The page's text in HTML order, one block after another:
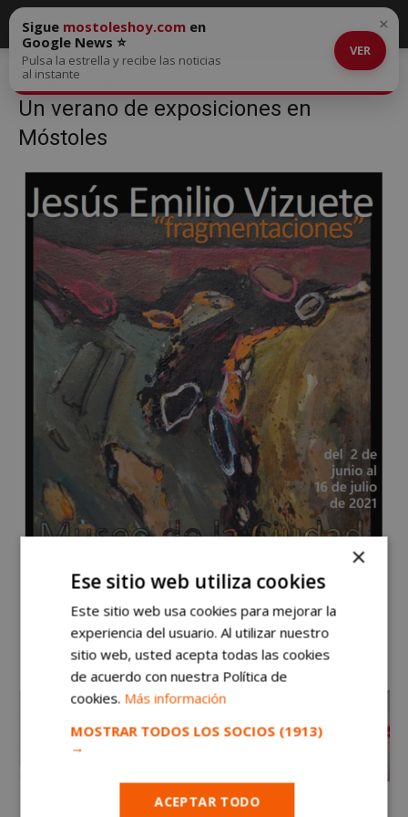
Inicio Un verano de exposiciones en Móstoles
Un verano de
exposiciones en Móstoles
Un verano de exposiciones en
Móstoles
Sigue mostoleshoy.com en
Google News ⭐
Pulsa la estrella y recibe las noticias
al instante
VER
×
×
Ese sitio web utiliza cookies
Este sitio web usa cookies para mejorar la
experiencia del usuario. Al utilizar nuestro
sitio web, usted acepta todas las cookies
de acuerdo con nuestra Política de
cookies. Más información
MOSTRAR TODOS LOS SOCIOS (1913)
→
ACEPTAR TODO